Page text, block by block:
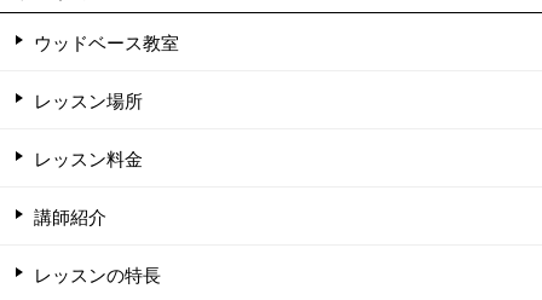
ウッドベース教室
レッスン場所
レッスン料金
講師紹介
レッスンの特長